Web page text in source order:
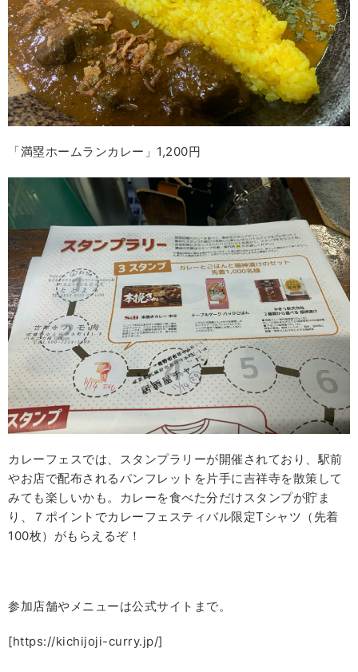
「満塁ホームランカレー」1,200円
カレーフェスでは、スタンプラリーが開催されており、駅前
やお店で配布されるパンフレットを片手に吉祥寺を散策して
みても楽しいかも。カレーを食べた分だけスタンプが貯ま
り、７ポイントでカレーフェスティバル限定Tシャツ（先着
100枚）がもらえるぞ！
参加店舗やメニューは公式サイトまで。
[https://kichijoji-curry.jp/]